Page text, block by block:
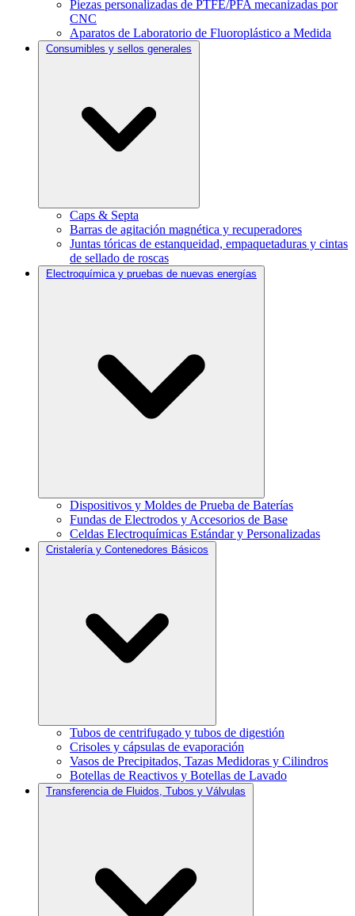
Piezas personalizadas de PTFE/PFA mecanizadas por
CNC
Aparatos de Laboratorio de Fluoroplástico a Medida
Consumibles y sellos generales
Caps & Septa
Barras de agitación magnética y recuperadores
Juntas tóricas de estanqueidad, empaquetaduras y cintas
de sellado de roscas
Electroquímica y pruebas de nuevas energías
Dispositivos y Moldes de Prueba de Baterías
Fundas de Electrodos y Accesorios de Base
Celdas Electroquímicas Estándar y Personalizadas
Cristalería y Contenedores Básicos
Tubos de centrifugado y tubos de digestión
Crisoles y cápsulas de evaporación
Vasos de Precipitados, Tazas Medidoras y Cilindros
Botellas de Reactivos y Botellas de Lavado
Transferencia de Fluidos, Tubos y Válvulas